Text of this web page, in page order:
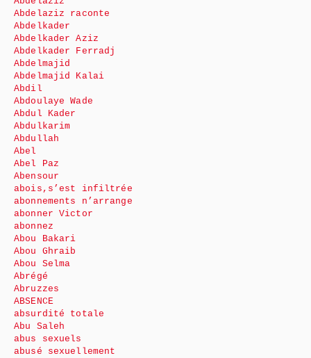
Abdelaziz raconte
Abdelkader
Abdelkader Aziz
Abdelkader Ferradj
Abdelmajid
Abdelmajid Kalai
Abdil
Abdoulaye Wade
Abdul Kader
Abdulkarim
Abdullah
Abel
Abel Paz
Abensour
abois,s’est infiltrée
abonnements n’arrange
abonner Victor
abonnez
Abou Bakari
Abou Ghraib
Abou Selma
Abrégé
Abruzzes
ABSENCE
absurdité totale
Abu Saleh
abus sexuels
abusé sexuellement